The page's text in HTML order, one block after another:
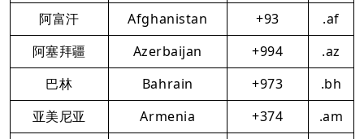
阿富汗
Afghanistan +93
.af
阿塞拜疆
Azerbaijan +994
.az
巴林
Bahrain +973
.bh
亚美尼亚
Armenia +374
.am